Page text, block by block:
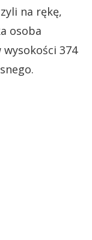
na rękę,
osoba
374